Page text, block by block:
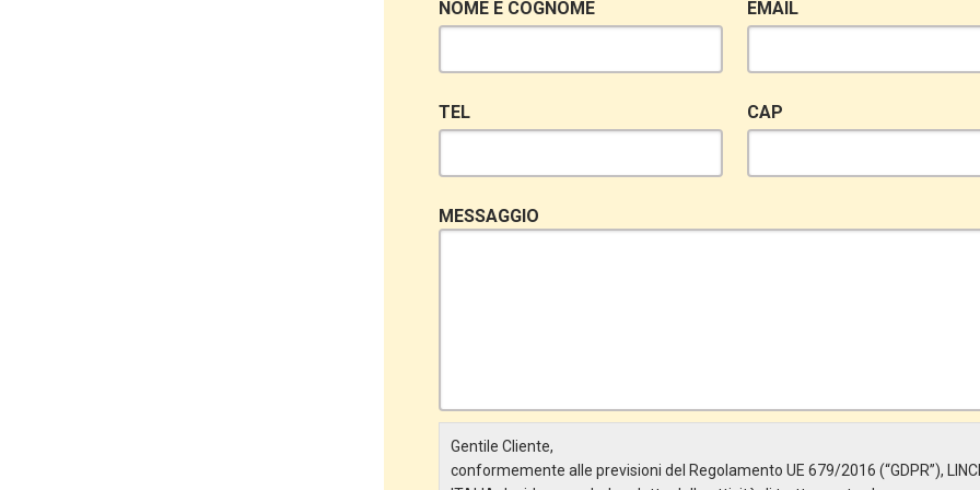
NOME E COGNOME EMAIL
TEL CAP
MESSAGGIO
Gentile Cliente,
conformemente alle previsioni del Regolamento UE 679/2016 (“GDPR”),